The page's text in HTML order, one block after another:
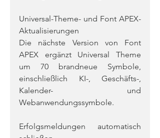
Universal-Theme- und Font APEX-
Aktualisierungen
Die nächste Version von Font
APEX ergänzt Universal Theme
um 70 brandneue Symbole,
einschließlich KI-, Geschäfts-,
Kalender- und
Webanwendungssymbole.
Erfolgsmeldungen automatisch